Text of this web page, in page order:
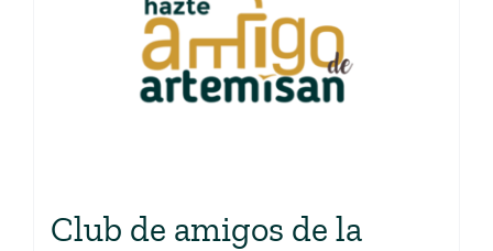
Club de amigos de la